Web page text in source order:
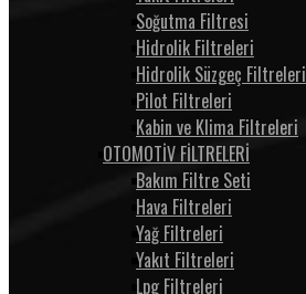
Soğutma Filtresi
Hidrolik Filtreleri
Hidrolik Süzgeç Filtreleri
Pilot Filtreleri
Kabin ve Klima Filtreleri
OTOMOTİV FİLTRELERİ
Bakım Filtre Seti
Hava Filtreleri
Yağ Filtreleri
Yakıt Filtreleri
Lpg Filtreleri